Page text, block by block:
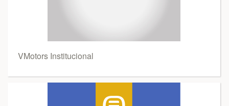
VMotors Institucional